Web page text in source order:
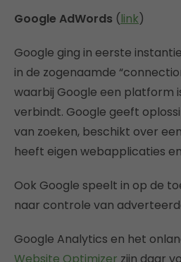
Google AdWords (link)
Google ging in eerste
in de zogenaamde
waarbij Google een platform
verbindt. Google geeft
van zoeken, beschikt over
heeft eigen webapplicaties
Ook Google speelt in op de
naar controle van
Google Analytics en het
Website Optimizer zijn daar